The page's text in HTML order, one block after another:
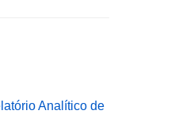
Analítico de